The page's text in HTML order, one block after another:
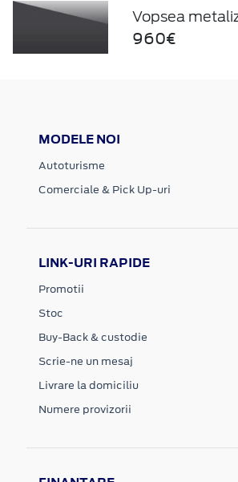
Vopsea
960€
MODELE NOI
Autoturisme
Comerciale & Pick Up-uri
LINK-URI RAPIDE
Promotii
Stoc
Buy-Back & custodie
Scrie-ne un mesaj
Livrare la domiciliu
Numere provizorii